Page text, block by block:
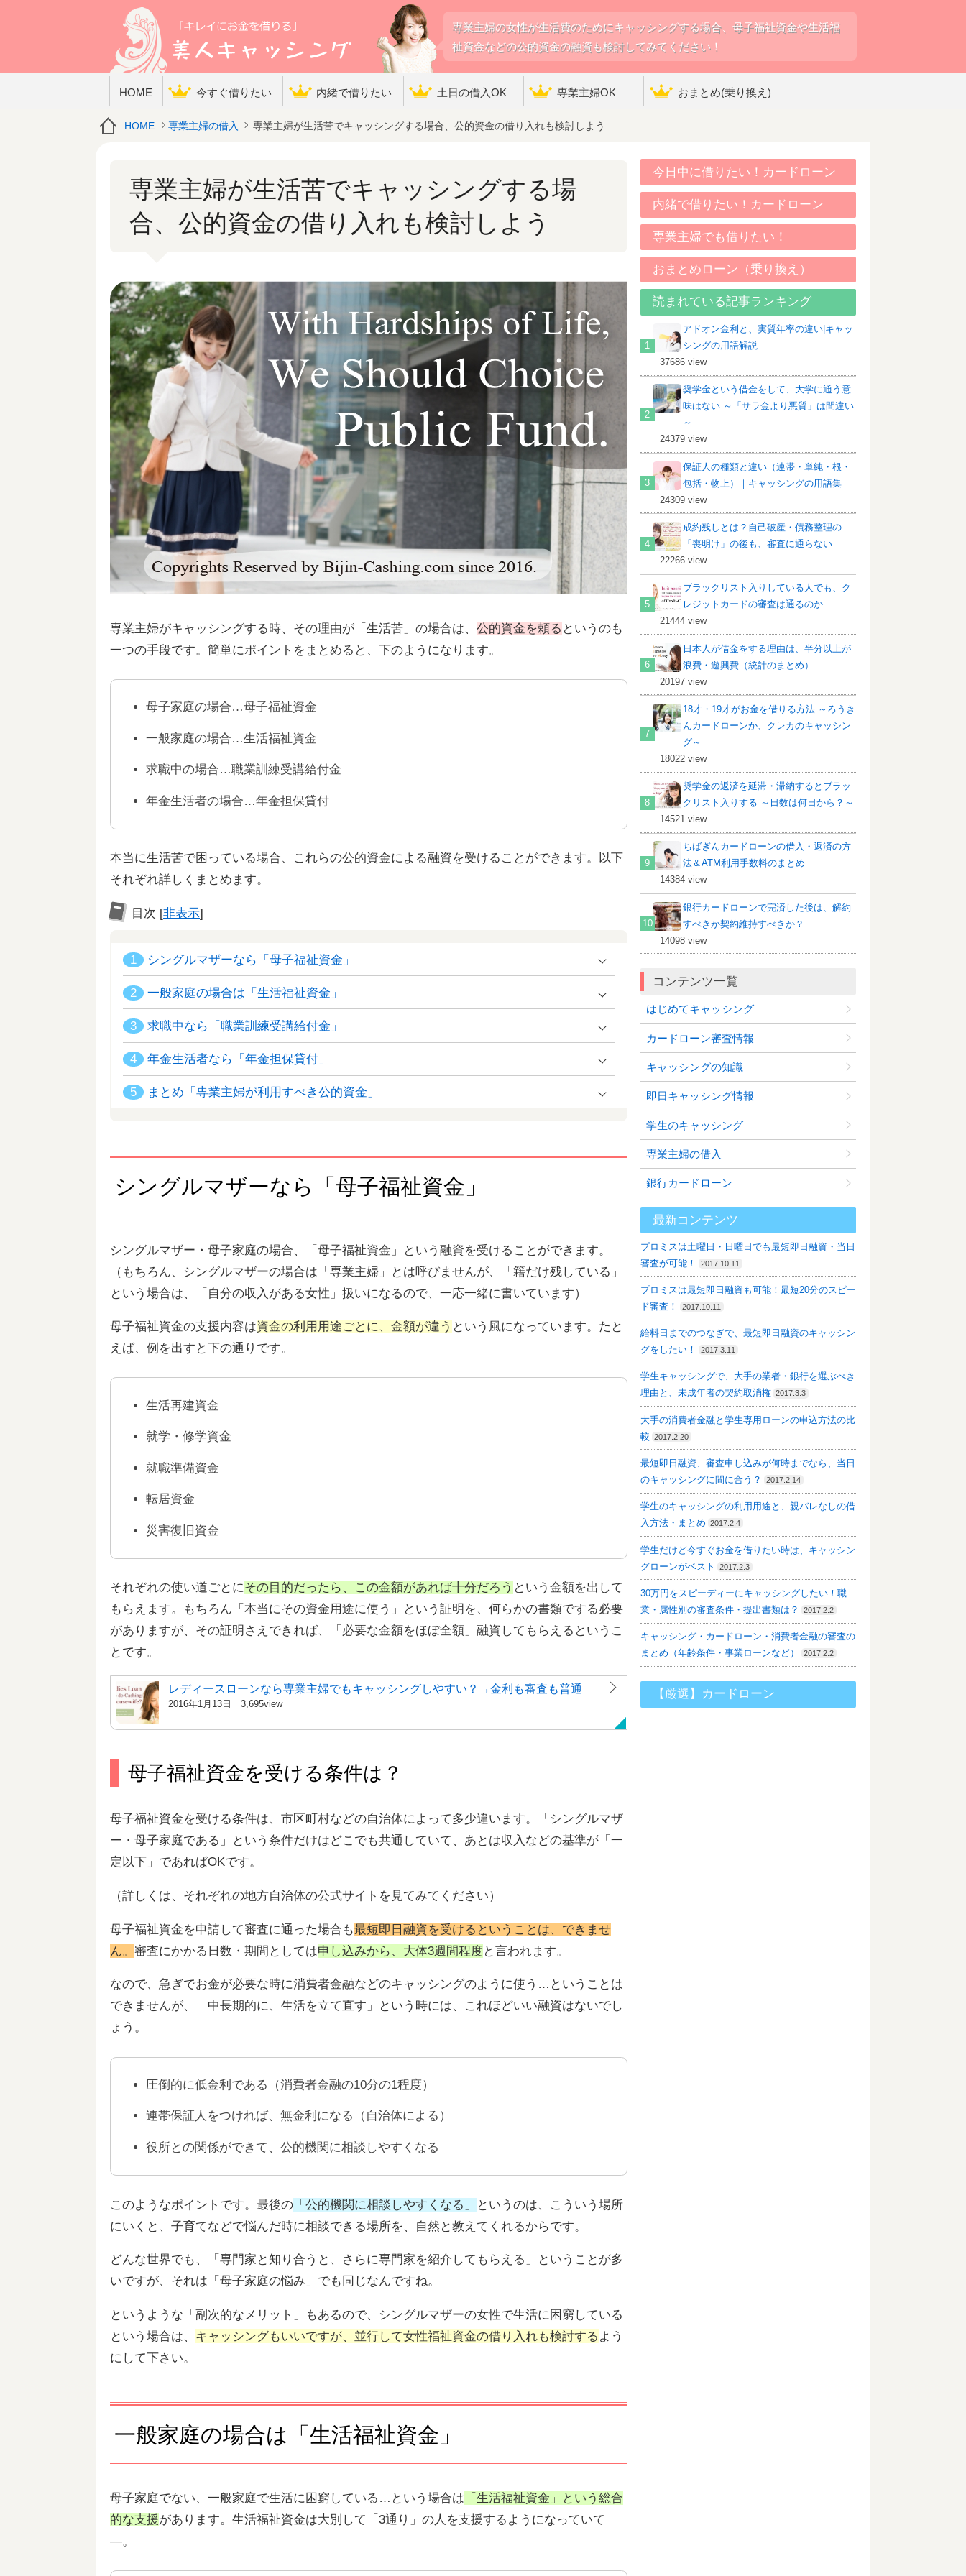
専業主婦の女性が生活費のためにキャッシングする場合、母子福祉資金や生活福
祉資金などの公的資金の融資も検討してみてください！
HOME 今すぐ借りたい 内緒で借りたい 土日の借入OK 専業主婦OK おまとめ(乗り換え)
HOME 専業主婦の借入 専業主婦が生活苦でキャッシングする場合、公的資金の借り入れも検討しよう
専業主婦が生活苦でキャッシングする場
合、公的資金の借り入れも検討しよう
専業主婦がキャッシングする時、その理由が「生活苦」の場合は、 公的資金を頼る というのも
一つの手段です。簡単にポイントをまとめると、下のようになります。
母子家庭の場合…母子福祉資金
一般家庭の場合…生活福祉資金
求職中の場合…職業訓練受講給付金
年金生活者の場合…年金担保貸付
本当に生活苦で困っている場合、これらの公的資金による融資を受けることができます。以下
それぞれ詳しくまとめます。
目次 [非表示]
1 シングルマザーなら「母子福祉資金」
2 一般家庭の場合は「生活福祉資金」
3 求職中なら「職業訓練受講給付金」
4 年金生活者なら「年金担保貸付」
5 まとめ「専業主婦が利用すべき公的資金」
シングルマザーなら「母子福祉資金」
シングルマザー・母子家庭の場合、「母子福祉資金」という融資を受けることができます。
（もちろん、シングルマザーの場合は「専業主婦」とは呼びませんが、「籍だけ残している」
という場合は、「自分の収入がある女性」扱いになるので、一応一緒に書いています）
母子福祉資金の支援内容は資金の利用用途ごとに、金額が違う という風になっています。たと
えば、例を出すと下の通りです。
生活再建資金
就学・修学資金
就職準備資金
転居資金
災害復旧資金
それぞれの使い道ごとにその目的だったら、この金額があれば十分だろう という金額を出して
もらえます。もちろん「本当にその資金用途に使う」という証明を、何らかの書類でする必要
がありますが、その証明さえできれば、「必要な金額をほぼ全額」融資してもらえるというこ
とです。
レディースローンなら専業主婦でもキャッシングしやすい？→金利も審査も普通
2016年1月13日 3,695view
母子福祉資金を受ける条件は？
母子福祉資金を受ける条件は、市区町村などの自治体によって多少違います。「シングルマザ
ー・母子家庭である」という条件だけはどこでも共通していて、あとは収入などの基準が「一
定以下」であればOKです。
（詳しくは、それぞれの地方自治体の公式サイトを見てみてください）
母子福祉資金を申請して審査に通った場合も最短即日融資を受けるということは、できませ
ん。 審査にかかる日数・期間としては申し込みから、大体3週間程度と言われます。
なので、急ぎでお金が必要な時に消費者金融などのキャッシングのように使う…ということは
できませんが、「中長期的に、生活を立て直す」という時には、これほどいい融資はないでし
ょう。
圧倒的に低金利である（消費者金融の10分の1程度）
連帯保証人をつければ、無金利になる（自治体による）
役所との関係ができて、公的機関に相談しやすくなる
このようなポイントです。最後の 「公的機関に相談しやすくなる」
というのは、こういう場所
にいくと、子育てなどで悩んだ時に相談できる場所を、自然と教えてくれるからです。
どんな世界でも、「専門家と知り合うと、さらに専門家を紹介してもらえる」ということが多
いですが、それは「母子家庭の悩み」でも同じなんですね。
というような「副次的なメリット」もあるので、シングルマザーの女性で生活に困窮している
という場合は、 キャッシングもいいですが、並行して女性福祉資金の借り入れも検討する よう
にして下さい。
一般家庭の場合は「生活福祉資金」
母子家庭でない、一般家庭で生活に困窮している…という場合は 「生活福祉資金」という総合
的な支援があります。生活福祉資金は大別して「3通り」の人を支援するようになっていて
―。
今日中に借りたい！カードローン
内緒で借りたい！カードローン
専業主婦でも借りたい！
おまとめローン（乗り換え）
読まれている記事ランキング
アドオン金利と、実質年率の違い|キャッ
シングの用語解説
37686 view
奨学金という借金をして、大学に通う意
味はない ～「サラ金より悪質」は間違い
～
24379 view
保証人の種類と違い（連帯・単純・根・
包括・物上）｜キャッシングの用語集
24309 view
成約残しとは？自己破産・債務整理の
「喪明け」の後も、審査に通らない
22266 view
ブラックリスト入りしている人でも、ク
レジットカードの審査は通るのか
21444 view
日本人が借金をする理由は、半分以上が
浪費・遊興費（統計のまとめ）
20197 view
18才・19才がお金を借りる方法 ～ろうき
んカードローンか、クレカのキャッシン
グ～
18022 view
奨学金の返済を延滞・滞納するとブラッ
クリスト入りする ～日数は何日から？～
14521 view
ちばぎんカードローンの借入・返済の方
法＆ATM利用手数料のまとめ
14384 view
銀行カードローンで完済した後は、解約
すべきか契約維持すべきか？
14098 view
コンテンツ一覧
はじめてキャッシング
カードローン審査情報
キャッシングの知識
即日キャッシング情報
学生のキャッシング
専業主婦の借入
銀行カードローン
最新コンテンツ
プロミスは土曜日・日曜日でも最短即日融資・当日
審査が可能！
2017.10.11
プロミスは最短即日融資も可能！最短20分のスピー
ド審査！
2017.10.11
給料日までのつなぎで、最短即日融資のキャッシン
グをしたい！
2017.3.11
学生キャッシングで、大手の業者・銀行を選ぶべき
理由と、未成年者の契約取消権 2017.3.3
大手の消費者金融と学生専用ローンの申込方法の比
較
2017.2.20
最短即日融資、審査申し込みが何時までなら、当日
のキャッシングに間に合う？
2017.2.14
学生のキャッシングの利用用途と、親バレなしの借
入方法・まとめ
2017.2.4
学生だけど今すぐお金を借りたい時は、キャッシン
グローンがベスト
2017.2.3
30万円をスピーディーにキャッシングしたい！職
業・属性別の審査条件・提出書類は？
2017.2.2
キャッシング・カードローン・消費者金融の審査の
まとめ（年齢条件・事業ローンなど）
2017.2.2
【厳選】カードローン